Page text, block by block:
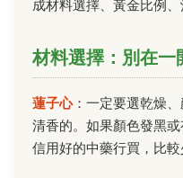
成材料選擇、黃金比例、
材料選擇：別在一
蓮子心：一定要選乾燥
清香的。如果顏色發黑
信用好的中藥行買，比較